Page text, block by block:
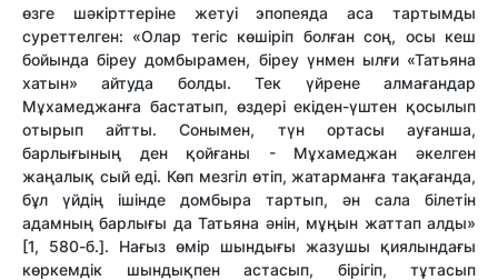
өзге шәкірттеріне жетуі эпопеяда аса тартымды
суреттелген: «Олар тегіс көшіріп болған соң, осы кеш
бойында біреу домбырамен, біреу үнмен ылғи «Татьяна
хатын» айтуда болды. Тек үйрене алмағандар
Мұхамеджанға бастатып, өздері екіден-үштен қосылып
отырып айтты. Сонымен, түн ортасы ауғанша,
барлығының ден қойғаны - Мұхамеджан әкелген
жаңалық сый еді. Көп мезгіл өтіп, жатарманға тақағанда,
бұл үйдің ішінде домбыра тартып, ән сала білетін
адамның барлығы да Татьяна әнін, мұңын жаттап алды»
[1, 580-б.]. Нағыз өмір шындығы жазушы қиялындағы
көркемдік шындықпен астасып, бірігіп, тұтасып